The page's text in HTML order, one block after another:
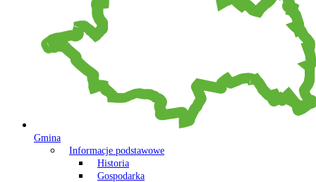
Gmina
Informacje podstawowe
Historia
Gospodarka